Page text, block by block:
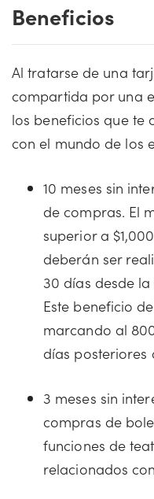
Beneficios
Al tratarse de una
compartida por una
los beneficios que te
con el mundo de los
10 meses sin
de compras. El
superior a
deberán ser
30 días desde
Este beneficio
marcando al
días posteriores
3 meses sin
compras de
funciones de
relacionados